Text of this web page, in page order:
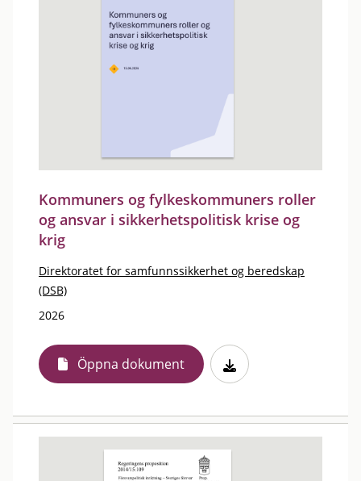
Kommuners og fylkeskommuners roller
og ansvar i sikkerhetspolitisk krise og
krig
Direktoratet for samfunnssikkerhet og beredskap
(DSB)
2026
Öppna dokument